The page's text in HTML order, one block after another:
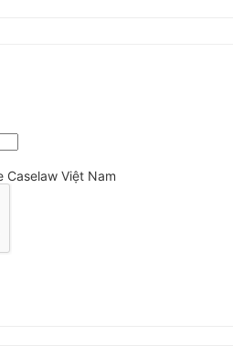
Caselaw Việt Nam